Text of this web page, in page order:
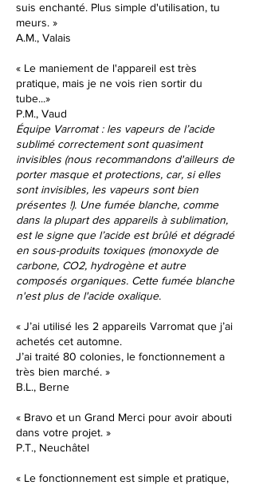
suis enchanté. Plus simple d'utilisation, tu
meurs. »
A.M., Valais
« Le maniement de l'appareil est très
pratique, mais je ne vois rien sortir du
tube...»
P.M., Vaud
Équipe Varromat : les vapeurs de l’acide
sublimé correctement sont quasiment
invisibles (nous recommandons d'ailleurs de
porter masque et protections, car, si elles
sont invisibles, les vapeurs sont bien
présentes !). Une fumée blanche, comme
dans la plupart des appareils à sublimation,
est le signe que l’acide est brûlé et dégradé
en sous-produits toxiques (monoxyde de
carbone, CO2, hydrogène et autre
composés organiques. Cette fumée blanche
n'est plus de l'acide oxalique.
« J’ai utilisé les 2 appareils Varromat que j’ai
achetés cet automne.
J’ai traité 80 colonies, le fonctionnement a
très bien marché. »
B.L., Berne
« Bravo et un Grand Merci pour avoir abouti
dans votre projet. »
P.T., Neuchâtel
« Le fonctionnement est simple et pratique,